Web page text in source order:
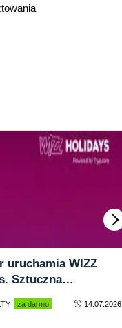
uruchamia WIZZ
Sztuczna
połączy loty,
za darmo 14.07.2026